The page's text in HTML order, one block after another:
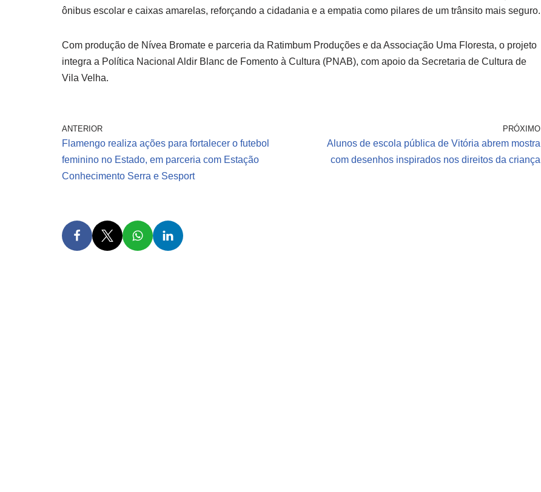
ônibus escolar e caixas amarelas, reforçando a cidadania e a empatia como pilares de um trânsito mais seguro.
Com produção de Nívea Bromate e parceria da Ratimbum Produções e da Associação Uma Floresta, o projeto
integra a Política Nacional Aldir Blanc de Fomento à Cultura (PNAB), com apoio da Secretaria de Cultura de
Vila Velha.
ANTERIOR
Flamengo realiza ações para fortalecer o futebol
feminino no Estado, em parceria com Estação
Conhecimento Serra e Sesport
PRÓXIMO
Alunos de escola pública de Vitória abrem mostra
com desenhos inspirados nos direitos da criança